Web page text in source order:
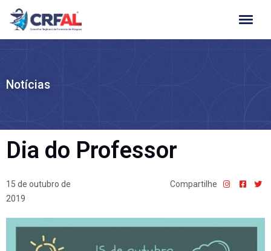
Ir
para
Notícias
Dia do Professor
15 de outubro de
2019
Compartilhe